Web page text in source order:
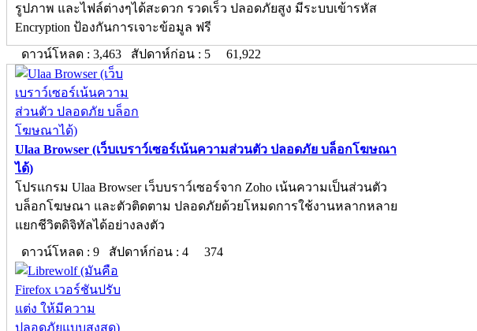
รูปภาพ และไฟล์ต่างๆได้สะดวก รวดเร็ว ปลอดภัยสูง มีระบบเข้ารหัส
Encryption ป้องกันการเจาะข้อมูล ฟรี
ดาวน์โหลด : 3,463 สัปดาห์ก่อน : 5
61,922
Ulaa Browser (เว็บเบราว์เซอร์เน้นความส่วนตัว ปลอดภัย บล็อกโฆษณา
ได้)
โปรแกรม Ulaa Browser เว็บบราว์เซอร์จาก Zoho เน้นความเป็นส่วนตัว
บล็อกโฆษณา และตัวติดตาม ปลอดภัยด้วยโหมดการใช้งานหลากหลาย
แยกชีวิตดิจิทัลได้อย่างลงตัว
ดาวน์โหลด : 9 สัปดาห์ก่อน : 4
374